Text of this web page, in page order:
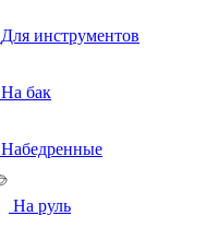
Для инструментов
На бак
Набедренные
На руль